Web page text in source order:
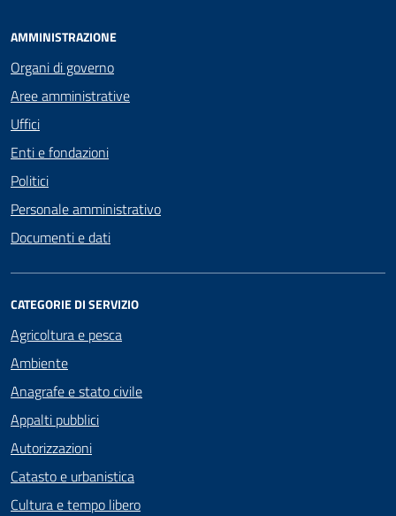
AMMINISTRAZIONE
Organi di governo
Aree amministrative
Uffici
Enti e fondazioni
Politici
Personale amministrativo
Documenti e dati
CATEGORIE DI SERVIZIO
Agricoltura e pesca
Ambiente
Anagrafe e stato civile
Appalti pubblici
Autorizzazioni
Catasto e urbanistica
Cultura e tempo libero